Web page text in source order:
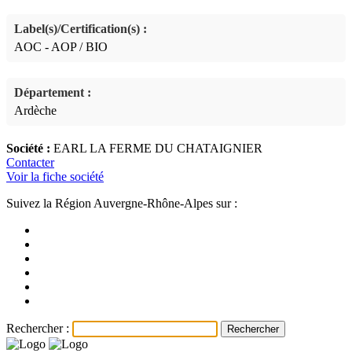
Label(s)/Certification(s) :
AOC - AOP / BIO
Département :
Ardèche
Société : EARL LA FERME DU CHATAIGNIER
Contacter
Voir la fiche société
Suivez la Région Auvergne-Rhône-Alpes sur :
Rechercher :